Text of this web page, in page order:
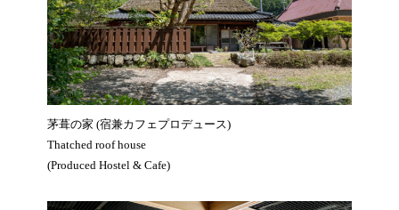
茅葺の家 (宿兼カフェプロデュース)
Thatched roof house
(Produced Hostel & Cafe)